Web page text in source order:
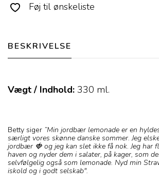
Føj til ønskeliste
BESKRIVELSE
Vægt / Indhold: 330 ml.
Betty siger ”Min jordbær lemonade er en
særligt vores skønne danske sommer. Jeg
jordbær 🍓 og jeg kan slet ikke få nok. Jeg har
haven og nyder dem i salater, på kager, som
selvfølgelig også som lemonade. Nyd min
iskold og i godt selskab".